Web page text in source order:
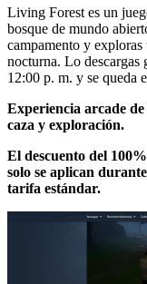
Living Forest es un
bosque de mundo
campamento y
nocturna. Lo descargas
12:00 p. m. y se queda
Experiencia arcade
caza y exploración.
El descuento del
solo se aplican
tarifa estándar.